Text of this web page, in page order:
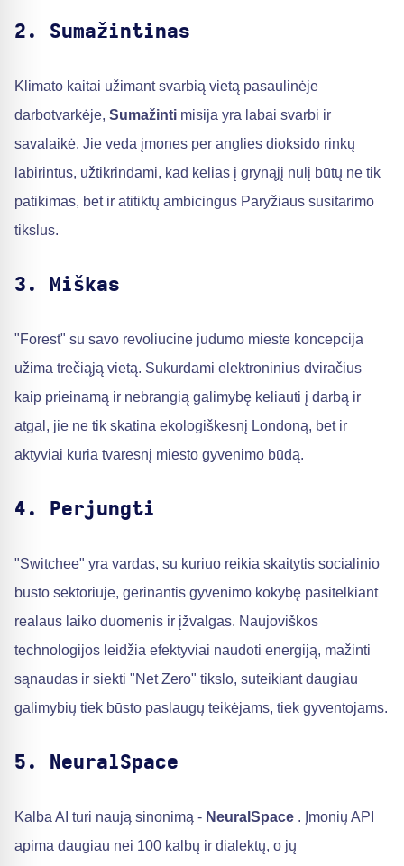
2. Sumažintinas
Klimato kaitai užimant svarbią vietą pasaulinėje
darbotvarkėje, Sumažinti misija yra labai svarbi ir
savalaikė. Jie veda įmones per anglies dioksido rinkų
labirintus, užtikrindami, kad kelias į grynąjį nulį būtų ne tik
patikimas, bet ir atitiktų ambicingus Paryžiaus susitarimo
tikslus.
3. Miškas
"Forest" su savo revoliucine judumo mieste koncepcija
užima trečiąją vietą. Sukurdami elektroninius dviračius
kaip prieinamą ir nebrangią galimybę keliauti į darbą ir
atgal, jie ne tik skatina ekologiškesnį Londoną, bet ir
aktyviai kuria tvaresnį miesto gyvenimo būdą.
4. Perjungti
"Switchee" yra vardas, su kuriuo reikia skaitytis socialinio
būsto sektoriuje, gerinantis gyvenimo kokybę pasitelkiant
realaus laiko duomenis ir įžvalgas. Naujoviškos
technologijos leidžia efektyviai naudoti energiją, mažinti
sąnaudas ir siekti "Net Zero" tikslo, suteikiant daugiau
galimybių tiek būsto paslaugų teikėjams, tiek gyventojams.
5. NeuralSpace
Kalba AI turi naują sinonimą - NeuralSpace . Įmonių API
apima daugiau nei 100 kalbų ir dialektų, o jų